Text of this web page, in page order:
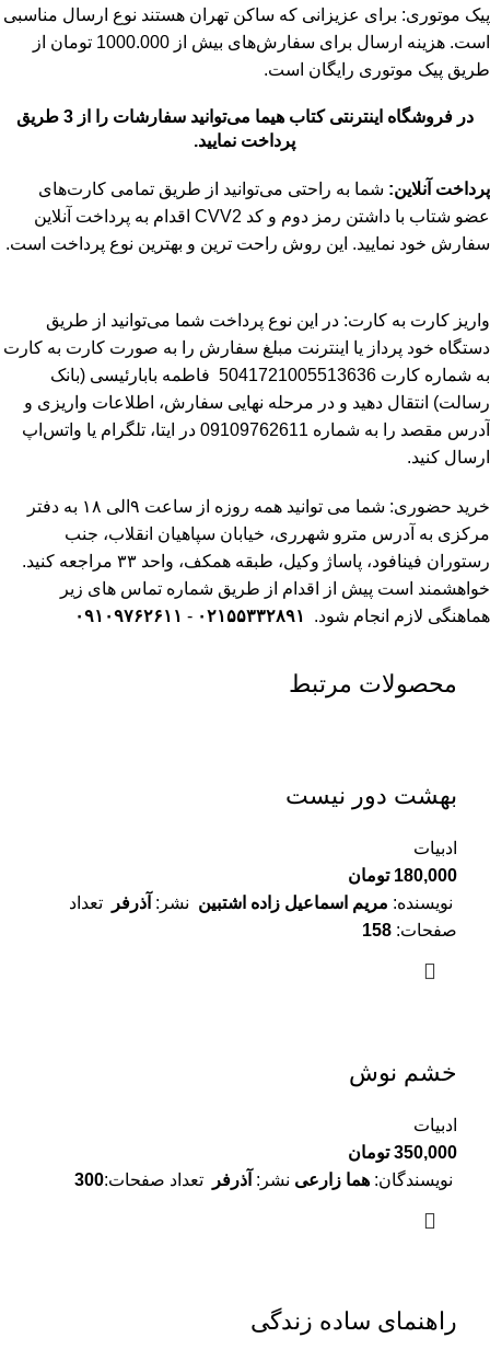
پیک موتوری: برای عزیزانی که ساکن تهران هستند نوع ارسال مناسبی
است. هزینه ارسال برای سفارش‌های بیش از 1000.000 تومان از
طریق پیک موتوری رایگان است.
در فروشگاه اینترنتی کتاب هیما می‌توانید سفارشات را از 3 طریق
پرداخت نمایید.
پرداخت آنلاین: شما به راحتی می‌توانید از طریق تمامی کارت‌های
عضو شتاب با داشتن رمز دوم و کد CVV2 اقدام به پرداخت آنلاین
سفارش خود نمایید. این روش راحت ترین و بهترین نوع پرداخت است.
واریز کارت به کارت: در این نوع پرداخت شما می‌توانید از طریق
دستگاه خود پرداز یا اینترنت مبلغ سفارش را به صورت کارت به کارت
به شماره کارت 5041721005513636
فاطمه بابارئیسی (بانک
رسالت) انتقال دهید و در مرحله نهایی سفارش، اطلاعات واریزی و
آدرس مقصد را به شماره 09109762611 در ایتا، تلگرام یا واتس‌اپ
ارسال کنید.
خرید حضوری: شما می توانید همه روزه از ساعت ۹الی ۱۸ به دفتر
مرکزی به آدرس مترو شهرری، خیابان سپاهیان انقلاب، جنب
رستوران فینافود، پاساژ وکیل، طبقه همکف، واحد ۳۳
مراجعه کنید.
خواهشمند است پیش از اقدام از طریق شماره تماس های زیر
هماهنگی لازم انجام شود.
۰۲۱۵۵۳۳۲۸۹۱ - ۰۹۱۰۹۷۶۲۶۱۱
محصولات مرتبط
بهشت دور نیست
ادبیات
180,000 تومان
نویسنده: مریم اسماعیل زاده اشتبین نشر: آذرفر
تعداد
صفحات: 158
خشم نوش
ادبیات
350,000 تومان
نویسندگان: هما زارعی نشر: آذرفر تعداد صفحات:300
راهنمای ساده زندگی